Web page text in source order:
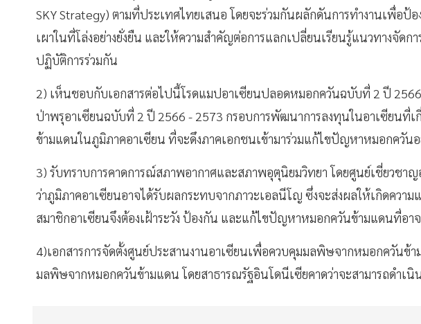
SKY Strategy) ตามที่ประเทศไทยเสนอ โดยจะร่วมกันผลักดันการทำงานเพื่อ
เผาในที่โล่งอย่างยั่งยืน และให้ความสำคัญต่อการแลกเปลี่ยนเรียนรู้แนวทางจัด
ปฏิบัติการร่วมกัน
2) เห็นชอบกับเอกสารต่อไปนี้โรดแมปอาเซียนปลอดหมอกควันฉบับที่ 2 ปี
ป่าพรุอาเซียนฉบับที่ 2 ปี 2566 - 2573 กรอบการพัฒนาการลงทุนในอาเซียนที่
ข้ามแดนในภูมิภาคอาเซียน ที่จะดึงภาคเอกชนเข้ามาร่วมแก้ไขปัญหาหมอกควันอ
3) รับทราบการคาดการณ์สภาพอากาศและสภาพอุตุนิยมวิทยา โดยศูนย์เชี่ยวชาญ
ว่าภูมิภาคอาเซียนอาจได้รับผลกระทบจากภาวะเอลนีโญ ซึ่งจะส่งผลให้เกิดควา
สมาชิกอาเซียนจึงต้องเฝ้าระวัง ป้องกัน และแก้ไขปัญหาหมอกควันข้ามแดนที่อา
4)เอกสารการจัดตั้งศูนย์ประสานงานอาเซียนเพื่อควบคุมมลพิษจากหมอกควันข้า
มลพิษจากหมอกควันข้ามแดน โดยสาธารณรัฐอินโดนีเซียคาดว่าจะสามารถดำเนิ